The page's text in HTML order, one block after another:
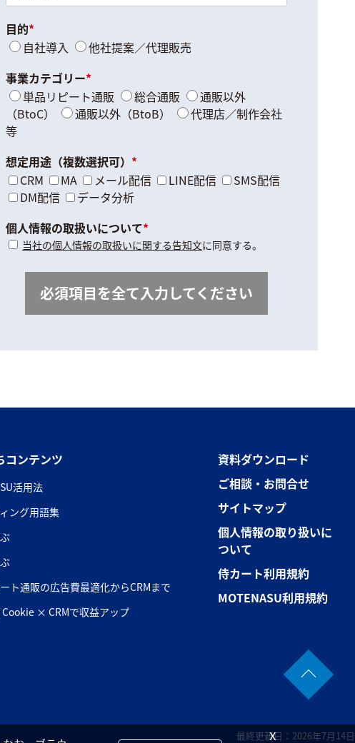
目的*
自社導入
他社提案／代理販売
事業カテゴリー*
単品リピート通販
総合通販
通販以外
（BtoC）
通販以外（BtoB）
代理店／制作会社
等
想定用途（複数選択可） *
CRM
MA メール配信 LINE配信
SMS配信
DM配信
データ分析
個人情報の取扱いについて*
当社の個人情報の取扱いに関する告知文に同意する。
必須項目を全て入力してください
コンテンツ
活用法
ング用語集
ト通販の広告費最適化からCRMまで
× CRMで収益アップ
資料ダウンロード
ご相談・お問合せ
サイトマップ
個人情報の取り扱いに
ついて
侍カート利用規約
MOTENASU利用規約
最終更新日：2026年7月14日
x